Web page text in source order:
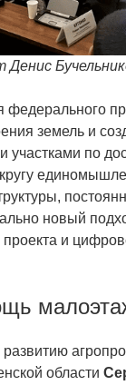
земель и
участками по
новый
и
области